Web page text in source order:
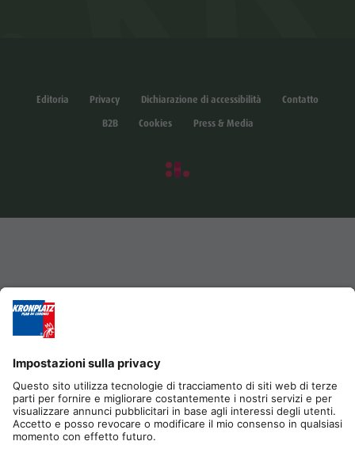
Editoria Privacy Dichiarazione di accessibilità
Contatto
B2B
Cookies Press & Media